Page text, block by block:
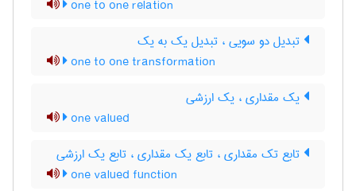
one to one relation
تبدیل دو سویی ، تبدیل یک به یک
one to one transformation
یک مقداری ، یک ارزشی
one valued
تابع تک مقداری ، تابع یک مقداری ، تابع یک ارزشی
one valued function